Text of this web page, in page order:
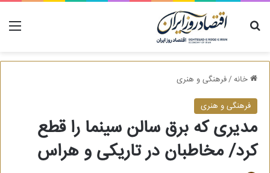
جستجو برای
خانه /فرهنگی و هنری
فرهنگی و هنری
مدیری که برق سالن سینما را قطع
کرد/ مخاطبان در تاریکی و هراس